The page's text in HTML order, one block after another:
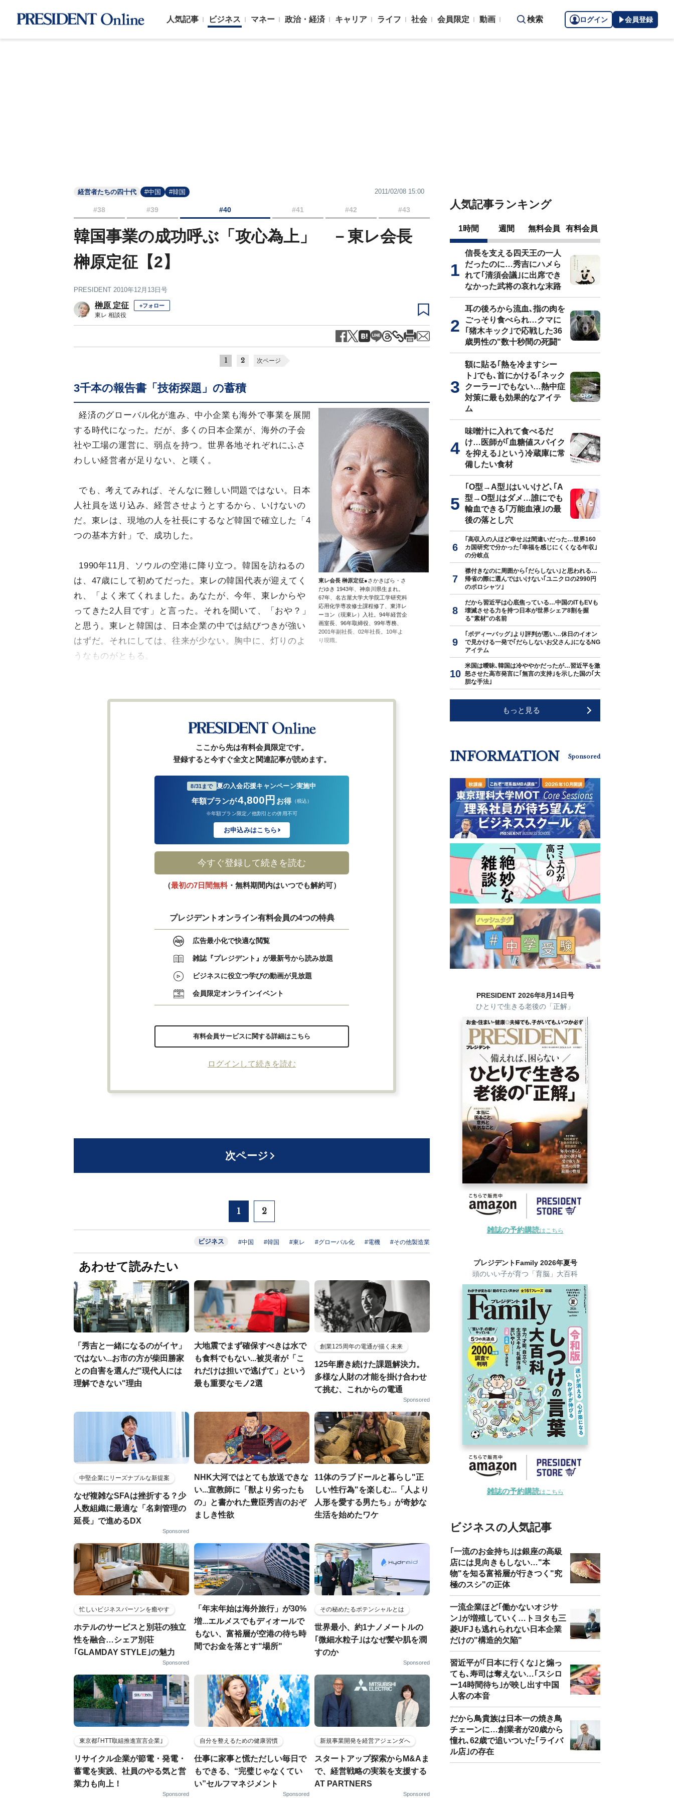
人気記事 ビジネス マネー 政治・経済 キャリア ライフ 社会 会員限定 動画 検索 ログイン 会員登録
経営者たちの四十代 #中国 #韓国 2011/02/08 15:00
#38 #39 #40 #41 #42 #43
韓国事業の成功呼ぶ「攻心為上」 －東レ会長
榊原定征【2】
PRESIDENT 2010年12月13日号
榊原 定征 +フォロー
東レ 相談役
1 2 次ページ
3千本の報告書「技術探題」の蓄積
東レ会長 榊原定征●さかきばら・さ
だゆき 1943年、神奈川県生まれ。
67年、名古屋大学大学院工学研究科
応用化学専攻修士課程修了、東洋レ
ーヨン（現東レ）入社。94年経営企
画室長、96年取締役、99年専務、
2001年副社長、02年社長。10年よ
り現職。
経済のグローバル化が進み、中小企業も海外で事業を展開
する時代になった。だが、多くの日本企業が、海外の子会
社や工場の運営に、弱点を持つ。世界各地それぞれにふさ
わしい経営者が足りない、と嘆く。
でも、考えてみれば、そんなに難しい問題ではない。日本
人社員を送り込み、経営させようとするから、いけないの
だ。東レは、現地の人を社長にするなど韓国で確立した「4
つの基本方針」で、成功した。
1990年11月、ソウルの空港に降り立つ。韓国を訪ねるの
は、47歳にして初めてだった。東レの韓国代表が迎えてく
れ、「よく来てくれました。あなたが、今年、東レからや
ってきた2人目です」と言った。それを聞いて、「おや？」
と思う。東レと韓国は、日本企業の中では結びつきが強い
はずだ。それにしては、往来が少ない。胸中に、灯りのよ
うなものがともる。
ここから先は有料会員限定です。
登録すると今すぐ全文と関連記事が読めます。
8/31まで 夏の入会応援キャンペーン実施中
年額プランが4,800円 お得 （税込）
※年額プラン限定／他割引との併用不可
お申込みはこちら
今すぐ登録して続きを読む
（最初の7日間無料・無料期間内はいつでも解約可）
プレジデントオンライン有料会員の4つの特典
広告最小化で快適な閲覧
雑誌『プレジデント』が最新号から読み放題
ビジネスに役立つ学びの動画が見放題
会員限定オンラインイベント
有料会員サービスに関する詳細はこちら
ログインして続きを読む
次ページ
1 2
ビジネス #中国 #韓国 #東レ #グローバル化 #電機 #その他製造業
あわせて読みたい
「秀吉と一緒になるのがイヤ」
ではない...お市の方が柴田勝家
との自害を選んだ"現代人には
理解できない"理由
大地震でまず確保すべきは水で
も食料でもない...被災者が「こ
れだけは担いで逃げて」という
最も重要なモノ2選
創業125周年の電通が描く未来
125年磨き続けた課題解決力。
多様な人財の才能を掛け合わせ
て挑む、これからの電通
Sponsored
中堅企業にリーズナブルな新提案
なぜ複雑なSFAは挫折する？少
人数組織に最適な「名刺管理の
延長」で進めるDX
Sponsored
NHK大河ではとても放送できな
い...宣教師に「獣より劣ったも
の」と書かれた豊臣秀吉のおぞ
ましき性欲
11体のラブドールと暮らし"正
しい性行為"を楽しむ...「人より
人形を愛する男たち」が奇妙な
生活を始めたワケ
忙しいビジネスパーソンを癒やす
ホテルのサービスと別荘の独立
性を融合…シェア別荘
｢GLAMDAY STYLE｣の魅力
Sponsored
「年末年始は海外旅行」が30%
増...エルメスでもディオールで
もない、富裕層が空港の待ち時
間でお金を落とす"場所"
その秘めたるポテンシャルとは
世界最小、約1ナノメートルの
｢微細水粒子｣はなぜ髪や肌を潤
すのか
Sponsored
東京都｢HTT取組推進宣言企業｣
リサイクル企業が節電・発電・
蓄電を実践、社員のやる気と営
業力も向上！
Sponsored
自分を整えるための健康習慣
仕事に家事と慌ただしい毎日で
もできる、“完璧じゃなくてい
い”セルフマネジメント
Sponsored
新規事業開発を経営アジェンダへ
スタートアップ探索からM&Aま
で、経営戦略の実装を支援する
AT PARTNERS
Sponsored
人気記事ランキング
1時間 週間 無料会員 有料会員
信長を支える四天王の一人
だったのに…秀吉にハメら
れて｢清須会議｣に出席でき
なかった武将の哀れな末路
耳の後ろから流血､指の肉を
ごっそり食べられ…クマに
｢猪木キック｣で応戦した36
歳男性の"数十秒間の死闘"
額に貼る｢熱を冷ますシー
ト｣でも､首にかける｢ネック
クーラー｣でもない…熱中症
対策に最も効果的なアイテ
ム
味噌汁に入れて食べるだ
け…医師が｢血糖値スパイク
を抑える｣という冷蔵庫に常
備したい食材
｢O型→A型｣はいいけど､｢A
型→O型｣はダメ…誰にでも
輸血できる｢万能血液｣の最
後の落とし穴
｢高収入の人ほど幸せ｣は間違いだった…世界160
カ国研究で分かった｢幸福を感じにくくなる年収｣
の分岐点
襟付きなのに周囲から｢だらしない｣と思われる…
帰省の際に選んではいけない｢ユニクロの2990円
のポロシャツ｣
だから習近平は心底焦っている…中国のITもEVも
壊滅させる力を持つ日本が世界シェア8割を握
る"素材"の名前
｢ボディーバッグ｣より評判が悪い…休日のイオン
で見かける一発で｢だらしないお父さん｣になるNG
アイテム
米国は曖昧､韓国は冷ややかだったが…習近平を激
怒させた高市発言に｢無言の支持｣を示した国の｢大
胆な手法｣
もっと見る
INFORMATION Sponsored
PRESIDENT 2026年8月14日号
ひとりで生きる老後の「正解」
雑誌の予約購読はこちら
プレジデントFamily 2026年夏号
頭のいい子が育つ「育脳」大百科
雑誌の予約購読はこちら
ビジネスの人気記事
｢一流のお金持ち｣は銀座の高級
店には見向きもしない…"本
物"を知る富裕層が行きつく"究
極のスシ"の正体
一流企業ほど｢働かないオジサ
ン｣が増殖していく…トヨタも三
菱UFJも逃れられない日本企業
だけの"構造的欠陥"
習近平が｢日本に行くな｣と煽っ
ても､寿司は奪えない…｢スシロ
ー14時間待ち｣が映し出す中国
人客の本音
だから鳥貴族は日本一の焼き鳥
チェーンに…創業者が20歳から
憧れ､62歳で追いついた｢ライバ
ル店｣の存在